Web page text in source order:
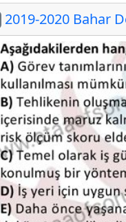
2019-2020 Bahar